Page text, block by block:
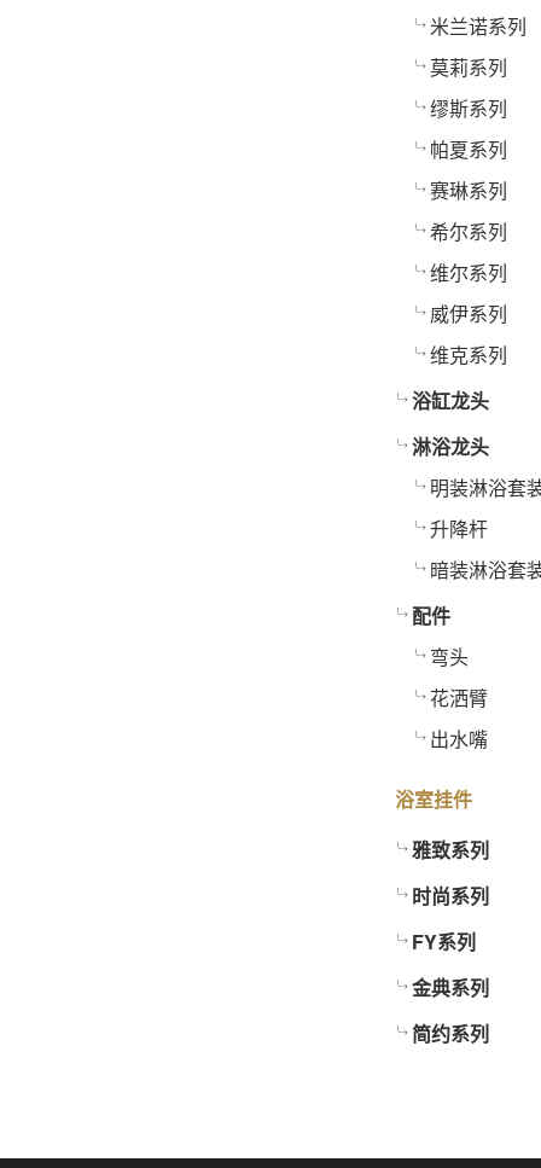
米兰诺系列
莫莉系列
缪斯系列
帕夏系列
赛琳系列
希尔系列
维尔系列
威伊系列
维克系列
浴缸龙头
淋浴龙头
明装淋浴套
升降杆
暗装淋浴套
配件
弯头
花洒臂
出水嘴
浴室挂件
雅致系列
时尚系列
FY系列
金典系列
简约系列